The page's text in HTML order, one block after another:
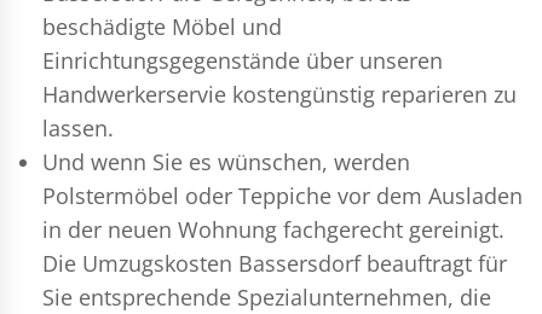
beschädigte Möbel und
Einrichtungsgegenstände über unseren
Handwerkerservie kostengünstig reparieren zu
lassen.
Und wenn Sie es wünschen, werden
Polstermöbel oder Teppiche vor dem Ausladen
in der neuen Wohnung fachgerecht gereinigt.
Die Umzugskosten Bassersdorf beauftragt für
Sie entsprechende Spezialunternehmen, die